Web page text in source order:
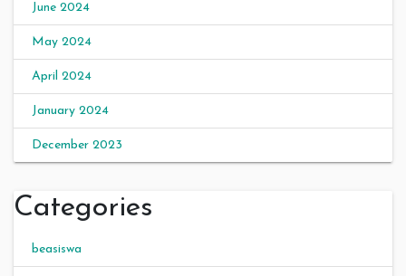
June 2024
May 2024
April 2024
January 2024
December 2023
Categories
beasiswa